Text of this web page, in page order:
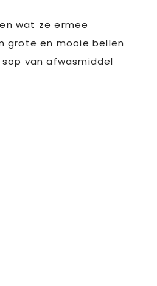
wat ze ermee
grote en mooie bellen
van afwasmiddel